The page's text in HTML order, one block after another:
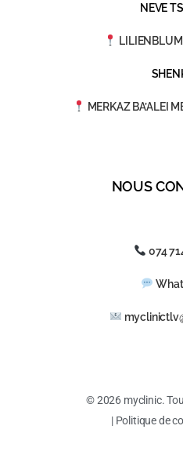
NEVE
MERKAZ BA’ALEI
NOUS
074
© 2026 myclinic.
| Politique de